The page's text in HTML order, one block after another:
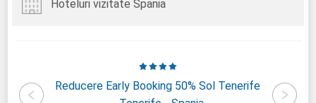
Hoteluri vizitate Spania
Reducere Early Booking 50% Sol Tenerife